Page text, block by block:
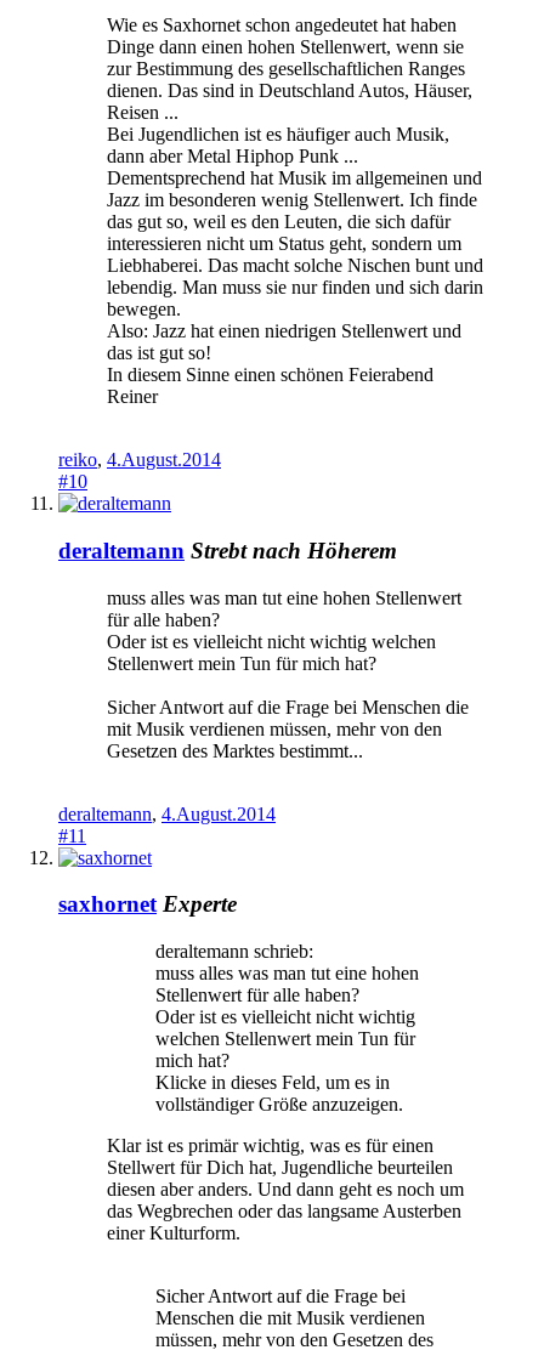
Wie es Saxhornet schon angedeutet hat haben
Dinge dann einen hohen Stellenwert, wenn sie
zur Bestimmung des gesellschaftlichen Ranges
dienen. Das sind in Deutschland Autos, Häuser,
Reisen ...
Bei Jugendlichen ist es häufiger auch Musik,
dann aber Metal Hiphop Punk ...
Dementsprechend hat Musik im allgemeinen und
Jazz im besonderen wenig Stellenwert. Ich finde
das gut so, weil es den Leuten, die sich dafür
interessieren nicht um Status geht, sondern um
Liebhaberei. Das macht solche Nischen bunt und
lebendig. Man muss sie nur finden und sich darin
bewegen.
Also: Jazz hat einen niedrigen Stellenwert und
das ist gut so!
In diesem Sinne einen schönen Feierabend
Reiner
reiko, 4.August.2014
#10
deraltemann Strebt nach Höherem
muss alles was man tut eine hohen Stellenwert
für alle haben?
Oder ist es vielleicht nicht wichtig welchen
Stellenwert mein Tun für mich hat?
Sicher Antwort auf die Frage bei Menschen die
mit Musik verdienen müssen, mehr von den
Gesetzen des Marktes bestimmt...
deraltemann, 4.August.2014
#11
saxhornet Experte
deraltemann schrieb:
muss alles was man tut eine hohen
Stellenwert für alle haben?
Oder ist es vielleicht nicht wichtig
welchen Stellenwert mein Tun für
mich hat?
Klicke in dieses Feld, um es in
vollständiger Größe anzuzeigen.
Klar ist es primär wichtig, was es für einen
Stellwert für Dich hat, Jugendliche beurteilen
diesen aber anders. Und dann geht es noch um
das Wegbrechen oder das langsame Austerben
einer Kulturform.
Sicher Antwort auf die Frage bei
Menschen die mit Musik verdienen
müssen, mehr von den Gesetzen des